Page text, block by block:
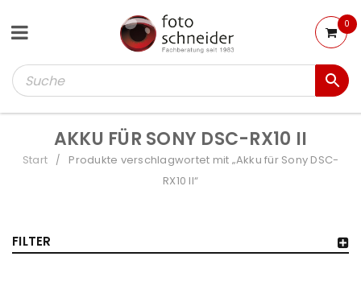
0
AKKU FÜR SONY DSC-RX10 II
Start /
Produkte verschlagwortet mit „Akku für Sony DSC-
RX10 II“
FILTER